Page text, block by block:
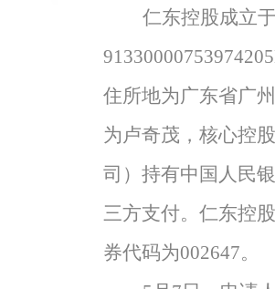
仁东控股成立
住所地为广东省广
为卢奇茂， 核心控
司）持有中国人民
三方支付。 仁东控股
券代码为002647。